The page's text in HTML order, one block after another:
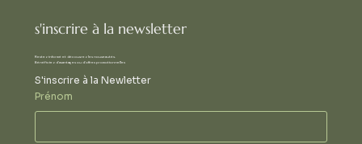
s'inscrire à la newsletter
Restez informé et découvrez les nouveautés.
Bénéficiez d'avantages ou d'offres promotionnelles
S'inscrire à la Newletter
Prénom